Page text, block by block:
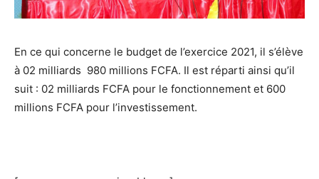
En ce qui concerne le budget de l’exercice 2021, il s’élève
à 02 milliards 980 millions FCFA. Il est réparti ainsi qu’il
suit : 02 milliards FCFA pour le fonctionnement et 600
millions FCFA pour l’investissement.